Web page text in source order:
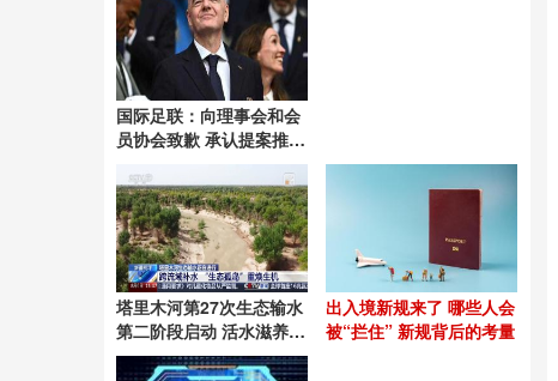
国际足联：向理事会和会
员协会致歉 承认提案推进
塔里木河第27次生态输水
第二阶段启动 活水滋养绿
洲
出入境新规来了 哪些人会
被“拦住” 新规背后的考量